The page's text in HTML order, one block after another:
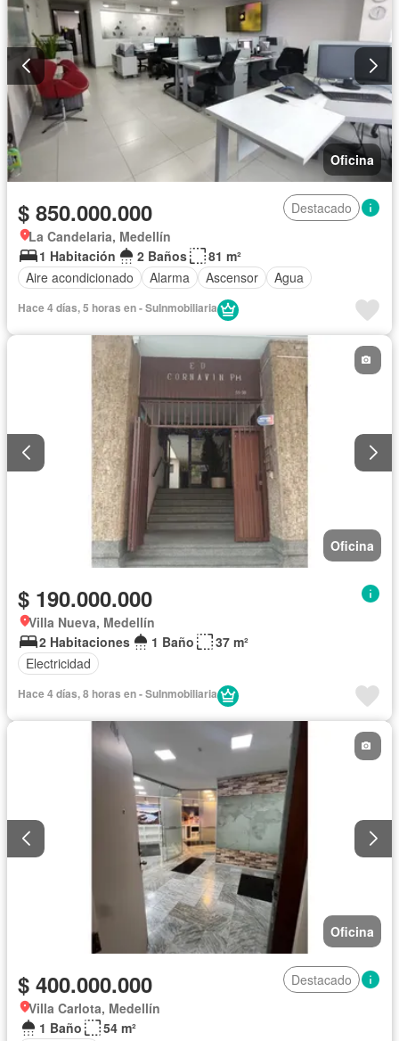
Oficina
$ 850.000.000
Destacado
La Candelaria, Medellín
1 Habitación
2 Baños
81 m²
Aire acondicionado
Alarma Ascensor Agua
Hace 4 días, 5 horas en - SuInmobiliaria
Oficina
$ 190.000.000
Villa Nueva, Medellín
2 Habitaciones
1 Baño
37 m²
Electricidad
Hace 4 días, 8 horas en - SuInmobiliaria
Oficina
$ 400.000.000
Destacado
Villa Carlota, Medellín
1 Baño
54 m²